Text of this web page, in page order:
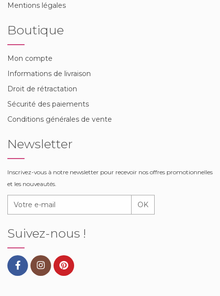
Mentions légales
Boutique
Mon compte
Informations de livraison
Droit de rétractation
Sécurité des paiements
Conditions générales de vente
Newsletter
Inscrivez-vous à notre newsletter pour recevoir nos offres promotionnelles
et les nouveautés.
OK
Suivez-nous !